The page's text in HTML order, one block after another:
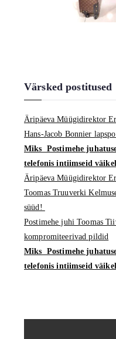
Värsked postitused
Äripäeva Müügidirektor
Hans-Jacob Bonnier
Miks Postimehe
telefonis intiimseid
Äripäeva Müügidirektor
Toomas Truuverki
süüd!
Postimehe juhi Toomas
kompromiteerivad pildid
Miks Postimehe
telefonis intiimseid